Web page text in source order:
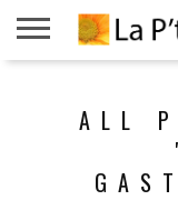
VIVRE
PROPOSALL